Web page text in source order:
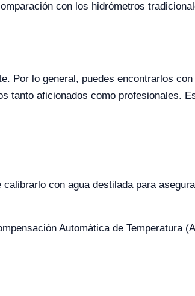
con los hidrómetros
Por lo general, puedes encontrarlos con
tanto aficionados como profesionales.
con agua destilada para
Automática de Temperatura